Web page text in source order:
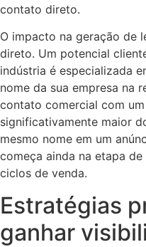
contato direto.
O impacto na geração de
direto. Um potencial
indústria é especializada
nome da sua empresa na
contato comercial com
significativamente maior
mesmo nome em um
começa ainda na etapa
ciclos de venda.
Estratégias
ganhar